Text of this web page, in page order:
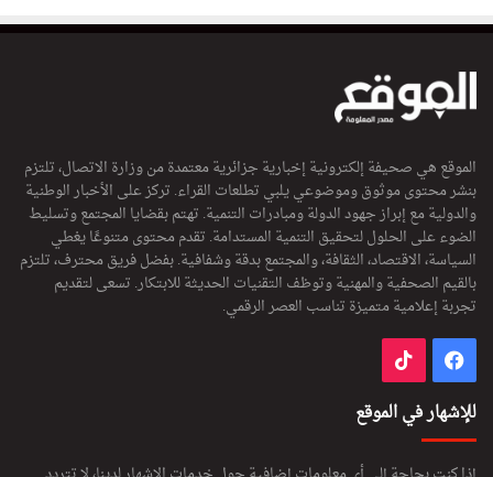
الموقع هي صحيفة إلكترونية إخبارية جزائرية معتمدة من وزارة الاتصال، تلتزم
بنشر محتوى موثوق وموضوعي يلبي تطلعات القراء. تركز على الأخبار الوطنية
والدولية مع إبراز جهود الدولة ومبادرات التنمية. تهتم بقضايا المجتمع وتسليط
الضوء على الحلول لتحقيق التنمية المستدامة. تقدم محتوى متنوعًا يغطي
السياسة، الاقتصاد، الثقافة، والمجتمع بدقة وشفافية. بفضل فريق محترف، تلتزم
بالقيم الصحفية والمهنية وتوظف التقنيات الحديثة للابتكار. تسعى لتقديم
تجربة إعلامية متميزة تناسب العصر الرقمي.
فيسبوك
للإشهار في الموقع